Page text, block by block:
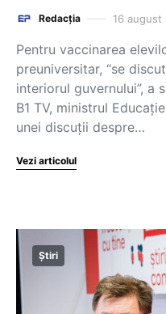
Redacția 16 august
Pentru vaccinarea
preuniversitar, “se
interiorul guvernului”, a
B1 TV, ministrul
unei discuții despre…
Vezi articolul
Știri